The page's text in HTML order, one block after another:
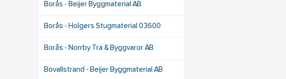
Borås - Beijer Byggmaterial AB
Borås - Holgers Stugmaterial 03600
Borås - Norrby Trä & Byggvaror AB
Bovallstrand - Beijer Byggmaterial AB